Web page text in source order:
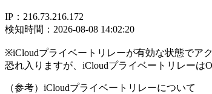
IP：216.73.216.172
検知時間：2026-08-08 14:02:20
※iCloudプライベートリレーが有効な状態でア
恐れ入りますが、iCloudプライベートリレーは
（参考）iCloudプライベートリレーについて